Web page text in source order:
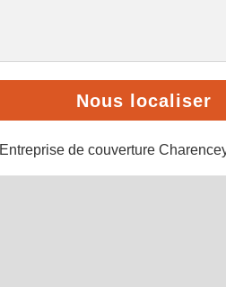
Nous localiser
Entreprise de couverture